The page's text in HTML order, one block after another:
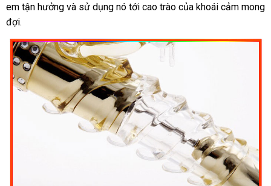
chọn
em tận hưởng vệ
và sử dụng nó tới cao trào tiết
của khoái cảm mong
đợi.